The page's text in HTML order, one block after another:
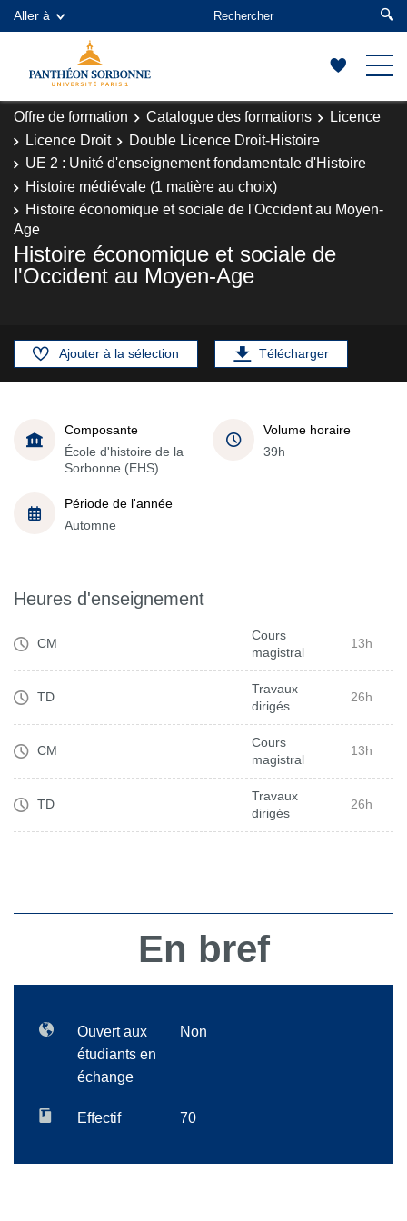
Aller à
Offre de formation Catalogue des formations
Licence
Licence Droit
Double Licence Droit-Histoire
UE 2 : Unité d'enseignement fondamentale d'Histoire
Histoire médiévale (1 matière au choix)
Histoire économique et sociale de l'Occident au Moyen-
Age
Histoire économique et sociale de
l'Occident au Moyen-Age
Ajouter à la sélection Télécharger
Composante
École d'histoire de la
Sorbonne (EHS)
Volume horaire
39h
Période de l'année
Automne
Heures d'enseignement
CM
Cours
magistral
13h
TD
Travaux
dirigés
26h
CM
Cours
magistral
13h
TD
Travaux
dirigés
26h
En bref
Ouvert aux
étudiants en
échange
Non
Effectif 70